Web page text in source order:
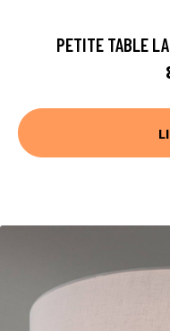
PETITE TABLE